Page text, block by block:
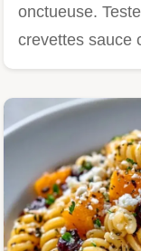
onctueuse.
crevettes sauce